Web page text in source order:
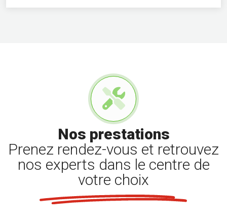
Nos prestations
Prenez rendez-vous et retrouvez
nos experts dans le centre de
votre choix